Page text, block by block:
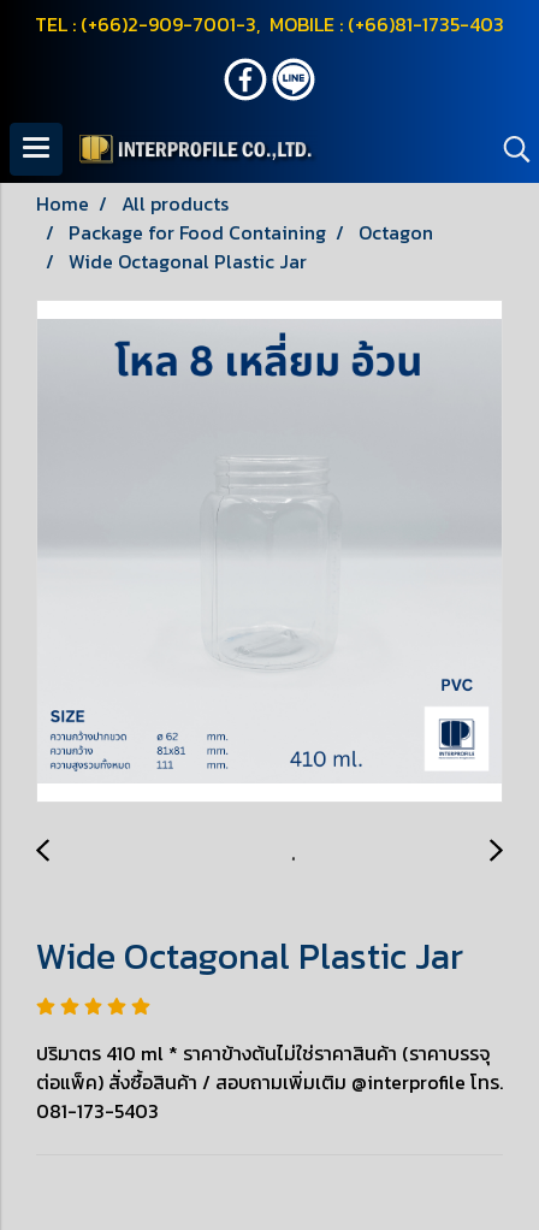
TEL : (+66)2-909-7001-3, MOBILE : (+66)81-1735-403
Home
All products
Package for Food Containing
Octagon
Wide Octagonal Plastic Jar
Wide Octagonal Plastic Jar
ปริมาตร 410 ml * ราคาข้างต้นไม่ใช่ราคาสินค้า (ราคาบรรจุ
ต่อแพ็ค) สั่งซื้อสินค้า / สอบถามเพิ่มเติม @interprofile โทร.
081-173-5403